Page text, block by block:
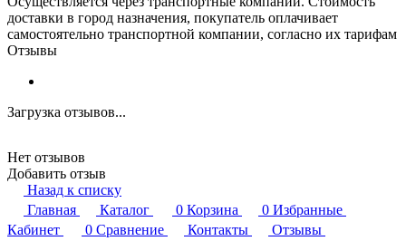
доставки в город назначения, покупатель оплачивает
самостоятельно транспортной компании, согласно их тарифам
Отзывы
Загрузка отзывов...
Нет отзывов
Добавить отзыв
Назад к списку
Главная
Каталог 0 Корзина 0 Избранные
Кабинет
0 Сравнение Контакты
Отзывы